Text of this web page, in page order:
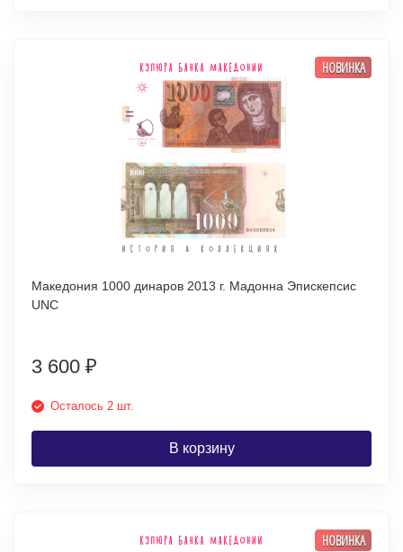
НОВИНКА
Македония 1000 динаров 2013 г. Мадонна Эпискепсис
UNC
3 600 ₽
Осталось 2 шт.
В корзину
НОВИНКА